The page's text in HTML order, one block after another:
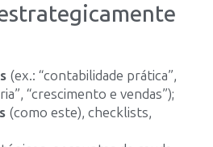
(ex.: “contabilidade prática”,
“crescimento e vendas”);
(como este), checklists,